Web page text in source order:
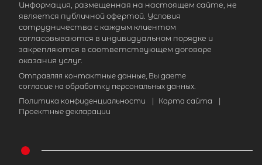
Информация, размещенная на настоящем сайте, не
является публичной офертой. Условия
сотрудничества с каждым клиентом
согласовываются в индивидуальном порядке и
закрепляются в соответствующем договоре
оказания услуг.
Отправляя контактные данные, Вы даете
согласие на обработку персональных данных.
Политика конфиденциальности
Карта сайта
Проектные декларации